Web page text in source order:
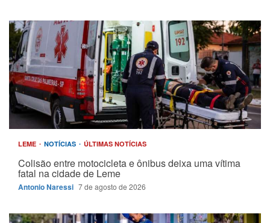
LEME NOTÍCIAS ÚLTIMAS NOTÍCIAS
Colisão entre motocicleta e ônibus deixa uma vítima
fatal na cidade de Leme
Antonio Naressi 7 de agosto de 2026